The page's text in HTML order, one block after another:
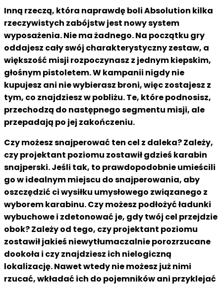
Inną rzeczą, która naprawdę boli Absolution kilka
rzeczywistych zabójstw jest nowy system
wyposażenia. Nie ma żadnego. Na początku gry
oddajesz cały swój charakterystyczny zestaw, a
większość misji rozpoczynasz z jednym kiepskim,
głośnym pistoletem. W kampanii nigdy nie
kupujesz ani nie wybierasz broni, więc zostajesz z
tym, co znajdziesz w pobliżu. Te, które podnosisz,
przechodzą do następnego segmentu misji, ale
przepadają po jej zakończeniu.
Czy możesz snajperować ten cel z daleka? Zależy,
czy projektant poziomu zostawił gdzieś karabin
snajperski. Jeśli tak, to prawdopodobnie umieścili
go w idealnym miejscu do snajperowania, aby
oszczędzić ci wysiłku umysłowego związanego z
wyborem karabinu. Czy możesz podłożyć ładunki
wybuchowe i zdetonować je, gdy twój cel przejdzie
obok? Zależy od tego, czy projektant poziomu
zostawił jakieś niewytłumaczalnie porozrzucane
dookoła i czy znajdziesz ich nielogiczną
lokalizację. Nawet wtedy nie możesz już nimi
rzucać, wkładać ich do pojemników ani przyklejać